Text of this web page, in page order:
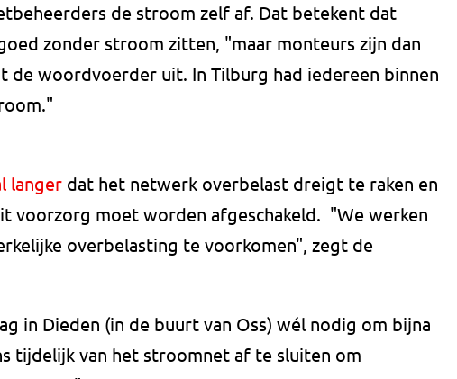
de stroom zelf af. Dat betekent dat
zonder stroom zitten, "maar monteurs zijn dan
de woordvoerder uit. In Tilburg had iedereen binnen
langer dat het netwerk overbelast dreigt te raken en
voorzorg moet worden afgeschakeld. "We werken
overbelasting te voorkomen", zegt de
in Dieden (in de buurt van Oss) wél nodig om bijna
tijdelijk van het stroomnet af te sluiten om